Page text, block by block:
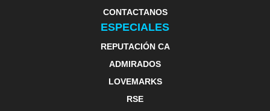
CONTACTANOS
ESPECIALES
REPUTACIÓN CA
ADMIRADOS
LOVEMARKS
RSE